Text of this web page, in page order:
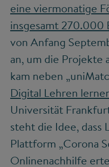
eine viermonatige
insgesamt 270.000
von Anfang
an, um die Projekte
kam neben
Digital Lehren
Universität
steht die Idee, dass
Plattform „Corona
Onlinenachhilfe